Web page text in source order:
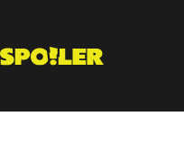
contenido